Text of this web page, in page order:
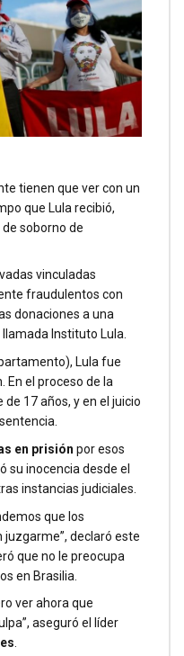
tienen que ver con un
que Lula recibió,
soborno de
vinculadas
fraudulentos con
donaciones a una
Instituto Lula.
Lula fue
En el proceso de la
17 años, y en el juicio
en prisión por esos
su inocencia desde el
instancias judiciales.
que los
declaró este
que no le preocupa
en Brasilia.
ver ahora que
aseguró el líder
.